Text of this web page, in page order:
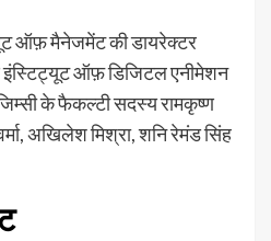
ऑफ़ मैनेजमेंट की डायरेक्टर
इंस्टिट्यूट ऑफ़ डिजिटल एनीमेशन
के फैकल्टी सदस्य रामकृष्ण
अखिलेश मिश्रा, शनि रेमंड सिंह